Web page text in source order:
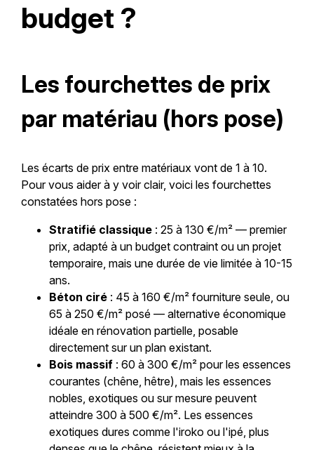
budget ?
Les fourchettes de prix
par matériau (hors pose)
Les écarts de prix entre matériaux vont de 1 à 10.
Pour vous aider à y voir clair, voici les fourchettes
constatées hors pose :
Stratifié classique: 25 à 130 €/m² — premier
prix, adapté à un budget contraint ou un projet
temporaire, mais une durée de vie limitée à 10-15
ans.
Béton ciré: 45 à 160 €/m² fourniture seule, ou
65 à 250 €/m² posé — alternative économique
idéale en rénovation partielle, posable
directement sur un plan existant.
Bois massif: 60 à 300 €/m² pour les essences
courantes (chêne, hêtre), mais les essences
nobles, exotiques ou sur mesure peuvent
atteindre 300 à 500 €/m². Les essences
exotiques dures comme l'iroko ou l'ipé, plus